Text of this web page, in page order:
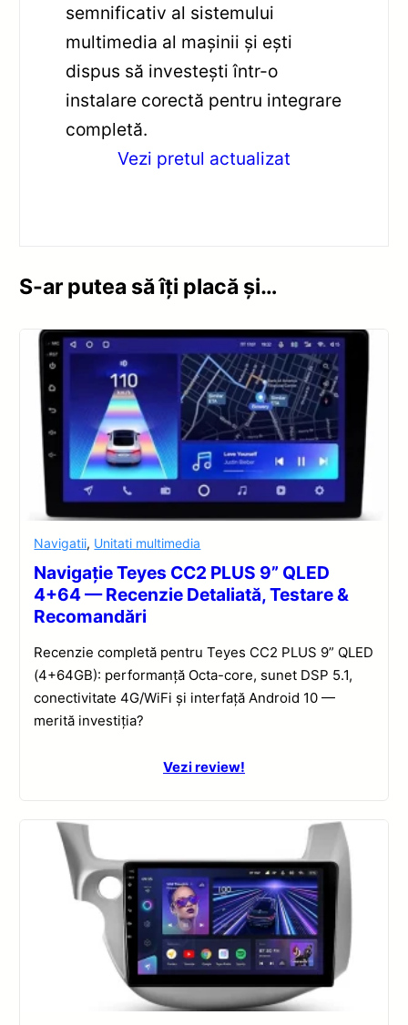
semnificativ al sistemului
multimedia al mașinii și ești
dispus să investești într-o
instalare corectă pentru integrare
completă.
Vezi pretul actualizat
S-ar putea să îți placă și…
Navigatii, Unitati multimedia
Navigație Teyes CC2 PLUS 9” QLED
4+64 — Recenzie Detaliată, Testare &
Recomandări
Recenzie completă pentru Teyes CC2 PLUS 9” QLED
(4+64GB): performanță Octa-core, sunet DSP 5.1,
conectivitate 4G/WiFi și interfață Android 10 —
merită investiția?
Vezi review!